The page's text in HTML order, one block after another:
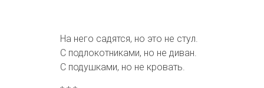
На него садятся, но это не стул.
С подлокотниками, но не диван.
С подушками, но не кровать.